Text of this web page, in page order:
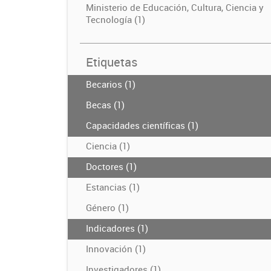
Ministerio de Educación, Cultura, Ciencia y
Tecnología (1)
Etiquetas
Becarios (1)
Becas (1)
Capacidades científicas (1)
Ciencia (1)
Doctores (1)
Estancias (1)
Género (1)
Indicadores (1)
Innovación (1)